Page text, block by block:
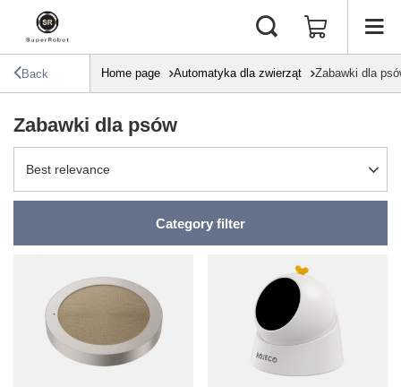
Back Home page Automatyka dla zwierząt Zabawki dla
Zabawki dla psów
Change sorting
Best relevance
Category filter